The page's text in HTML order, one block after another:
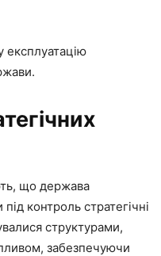
експлуатацію
що держава
контроль стратегічні
структурами,
забезпечуючи